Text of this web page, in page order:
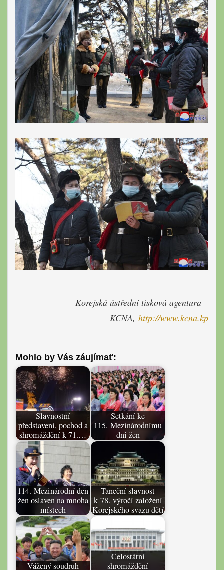
Korejská ústřední tisková agentura –
KCNA, http://www.kcna.kp
Mohlo by Vás záujímať:
Slavnostní
představení, pochod a
shromáždění k 71.…
Setkání ke
115. Mezinárodnímu
dni žen
114. Mezinárodní den
žen oslaven na mnoha
místech
Taneční slavnost
k 78. výročí založení
Korejského svazu dětí
Vážený soudruh
Celostátní
shromáždění